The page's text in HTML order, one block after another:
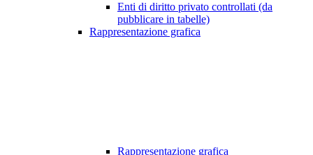
Enti di diritto privato controllati (da
pubblicare in tabelle)
Rappresentazione grafica
Rappresentazione grafica